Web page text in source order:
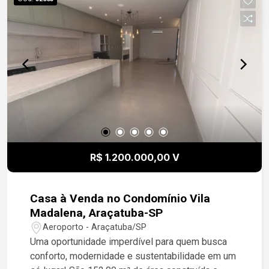
R$ 1.200.000,00 V
Casa à Venda no Condomínio Vila
Madalena, Araçatuba-SP
Aeroporto - Araçatuba/SP
Uma oportunidade imperdível para quem busca
conforto, modernidade e sustentabilidade em um